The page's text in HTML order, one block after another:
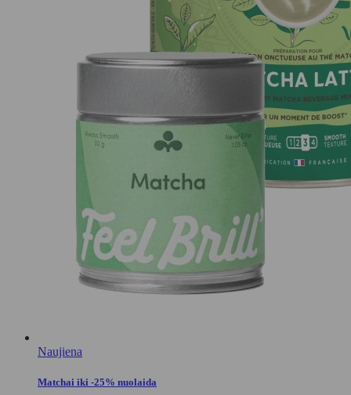
Naujiena
Matchai iki -25% nuolaida